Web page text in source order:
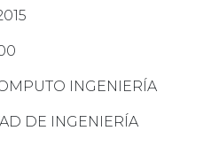
INGENIERÍA
DE INGENIERÍA